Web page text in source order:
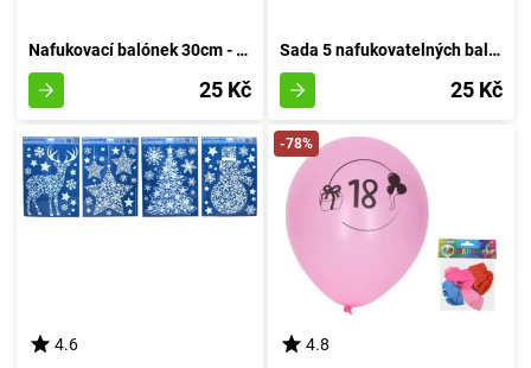
Nafukovací balónek 30cm - sada 5 kusů, s pořadovým číslem 4
25 Kč
Sada 5 nafukovatelných balónků o průměru 30 cm - číslo dva
25 Kč
4.6
-78%
4.8